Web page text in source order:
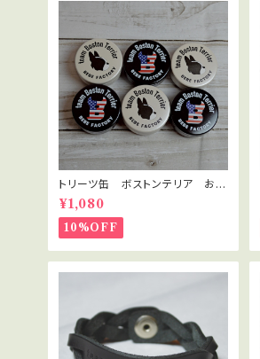
トリーツ缶 ボストンテリア おや
つ入れ
¥1,080
10%OFF